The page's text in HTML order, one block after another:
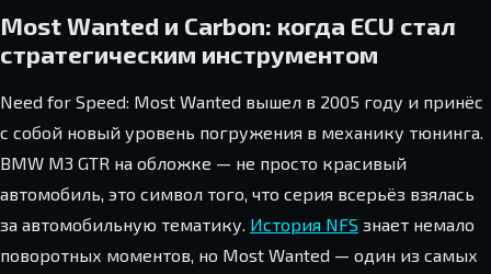
Most Wanted и Carbon: когда ECU стал
стратегическим инструментом
Need for Speed: Most Wanted вышел в 2005 году и принёс
с собой новый уровень погружения в механику тюнинга.
BMW M3 GTR на обложке — не просто красивый
автомобиль, это символ того, что серия всерьёз взялась
за автомобильную тематику. История NFS знает немало
поворотных моментов, но Most Wanted — один из самых